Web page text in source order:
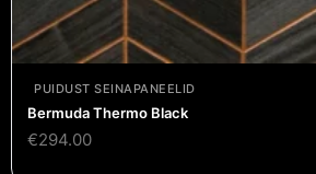
PUIDUST SEINAPANEELID
Bermuda Thermo Black
€294.00